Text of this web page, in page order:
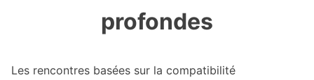
profondes
Les rencontres basées sur la compatibilité